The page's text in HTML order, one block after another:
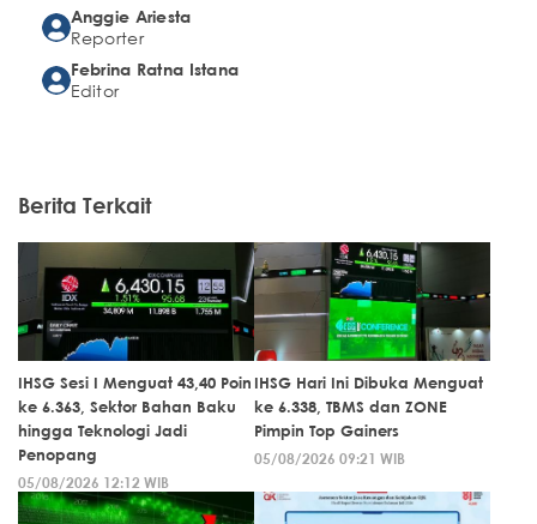
Anggie Ariesta
Reporter
Febrina Ratna Istana
Editor
Berita Terkait
IHSG Sesi I Menguat 43,40 Poin
ke 6.363, Sektor Bahan Baku
hingga Teknologi Jadi
Penopang
05/08/2026 12:12 WIB
IHSG Hari Ini Dibuka Menguat
ke 6.338, TBMS dan ZONE
Pimpin Top Gainers
05/08/2026 09:21 WIB